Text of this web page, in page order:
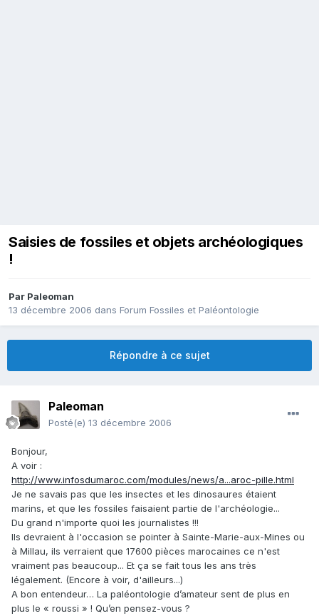
Saisies de fossiles et objets archéologiques
!
Par Paleoman
13 décembre 2006 dans Forum Fossiles et Paléontologie
Répondre à ce sujet
Paleoman
Posté(e) 13 décembre 2006
Bonjour,
A voir :
http://www.infosdumaroc.com/modules/news/a...aroc-pille.html
Je ne savais pas que les insectes et les dinosaures étaient
marins, et que les fossiles faisaient partie de l'archéologie...
Du grand n'importe quoi les journalistes !!!
Ils devraient à l'occasion se pointer à Sainte-Marie-aux-Mines ou
à Millau, ils verraient que 17600 pièces marocaines ce n'est
vraiment pas beaucoup... Et ça se fait tous les ans très
légalement. (Encore à voir, d'ailleurs...)
A bon entendeur… La paléontologie d’amateur sent de plus en
plus le « roussi » ! Qu’en pensez-vous ?